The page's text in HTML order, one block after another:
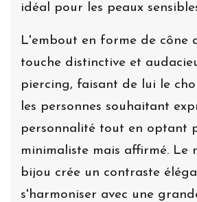
idéal pour les peaux
L'embout en forme de cône
touche distinctive et
piercing, faisant de lui le
les personnes souhaitant
personnalité tout en optant
minimaliste mais affirmé. Le
bijou crée un contraste
s'harmoniser avec une